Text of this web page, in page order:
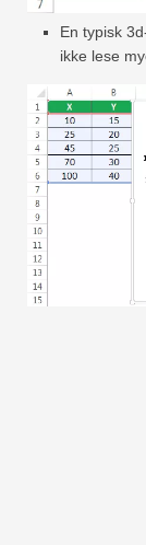
En typisk
ikke lese